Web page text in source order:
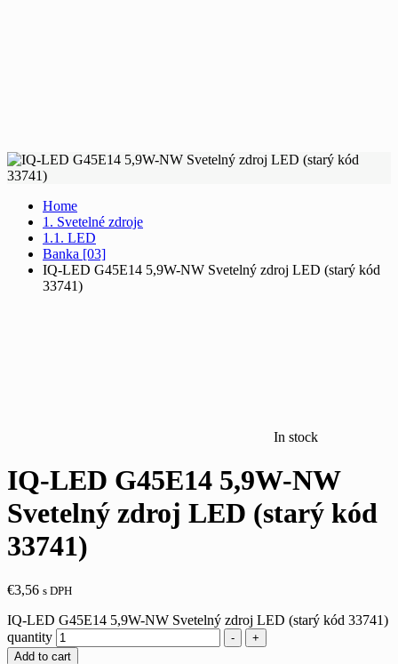
Home
1. Svetelné zdroje
1.1. LED
Banka [03]
IQ-LED G45E14 5,9W-NW Svetelný zdroj LED (starý kód
33741)
In stock
IQ-LED G45E14 5,9W-NW
Svetelný zdroj LED (starý kód
33741)
€3,56 s DPH
IQ-LED G45E14 5,9W-NW Svetelný zdroj LED (starý kód 33741)
quantity
-
+
Add to cart